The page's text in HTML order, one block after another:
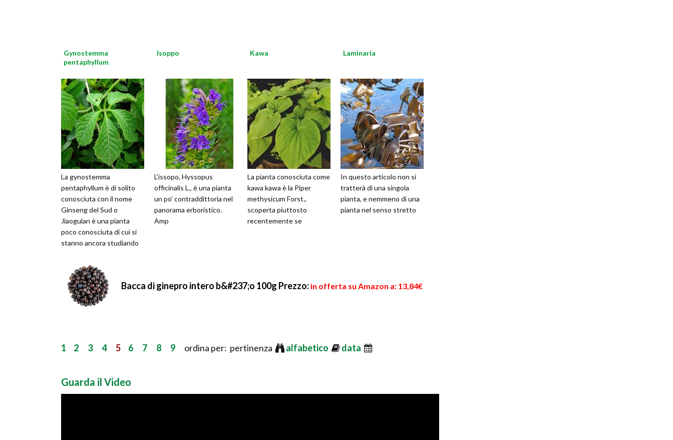
Gynostemma
pentaphyllum
La gynostemma
pentaphyllum è di solito
conosciuta con il nome
Ginseng del Sud o
Jiaogulan è una pianta
poco conosciuta di cui si
stanno ancora studiando
Isoppo
L’issopo, Hyssopus
officinalis L., è una pianta
un po’ contraddittoria nel
panorama erboristico.
Amp
Kawa
La pianta conosciuta come
kawa kawa è la Piper
methysicum Forst.,
scoperta piuttosto
recentemente se
Laminaria
In questo articolo non si
tratterà di una singola
pianta, e nemmeno di una
pianta nel senso stretto
Bacca di ginepro intero b&#237;o 100g Prezzo: in offerta su Amazon a: 13,84€
1 2 3 4 5 6 7 8 9 ordina per: pertinenza alfabetico data
Guarda il Video